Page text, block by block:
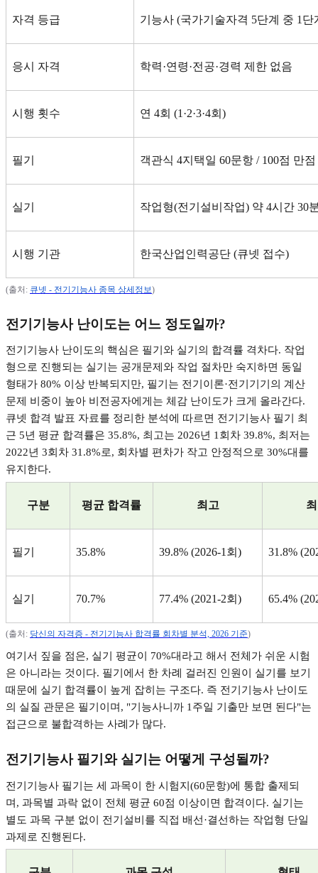
자격 등급 기능사 (국가기술자격 5단계 중 1 단
응시 자격 학력·연령·전공·경력 제한 없음
시행 횟수 연 4회 (1·2·3·4회 )
필기 객관식 4지택일 60문항 / 100점 만점
실기 작업형(전기설비작업) 약 4시간 30
시행 기관 한국산업인력공단 (큐넷 접수)
(출처 : 큐넷 - 전기기능사 종목 상세정보)
전기기능사 난이도는 어느 정도일까?
전기기능사 난이도의 핵심은 필기와 실기의 합격률 격차다. 작업
형으로 진행되는 실기는 공개문제와 작업 절차만 숙지하면 동일
형태가 80% 이상 반복되지만, 필기는 전기이론·전기기기의 계산
문제 비중이 높아 비전공자에게는 체감 난이도가 크게 올라간다.
큐넷 합격 발표 자료를 정리한 분석에 따르면 전기기능사 필기 최
근 5년 평균 합격률은 35.8%, 최고는 2026년 1회차 39.8%, 최저는
2022년 3회차 31.8%로, 회차별 편차가 작고 안정적으로 30%대를
유지한다.
구분 평균 합격률 최고
필기 35.8% 39.8% (2026-1 회 ) 31.8%
실기 70.7% 77.4% (2021-2회 ) 65.4%
(출처 : 당신의 자격증 - 전기기능사 합격률 회차별 분석, 2026 기준)
여기서 짚을 점은, 실기 평균이 70%대라고 해서 전체가 쉬운 시험
은 아니라는 것이다. 필기에서 한 차례 걸러진 인원이 실기를 보기
때문에 실기 합격률이 높게 잡히는 구조다. 즉 전기기능사 난이도
의 실질 관문은 필기이며 , "기능사니까 1주일 기출만 보면 된다"는
접근으로 불합격하는 사례가 많다.
전기기능사 필기와 실기는 어떻게 구성될까?
전기기능사 필기는 세 과목이 한 시험지 (60문항)에 통합 출제되
며 , 과목별 과락 없이 전체 평균 60점 이상이면 합격이다. 실기는
별도 과목 구분 없이 전기설비를 직접 배선 ·결선하는 작업형 단일
과제로 진행된다.